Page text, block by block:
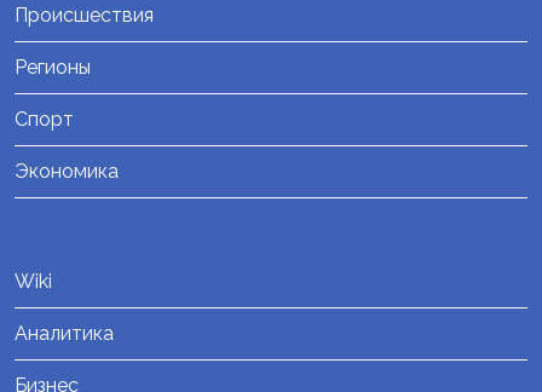
Происшествия
Регионы
Спорт
Экономика
Wiki
Аналитика
Бизнес